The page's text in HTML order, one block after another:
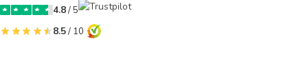
4.8/ 5
8.5/ 10